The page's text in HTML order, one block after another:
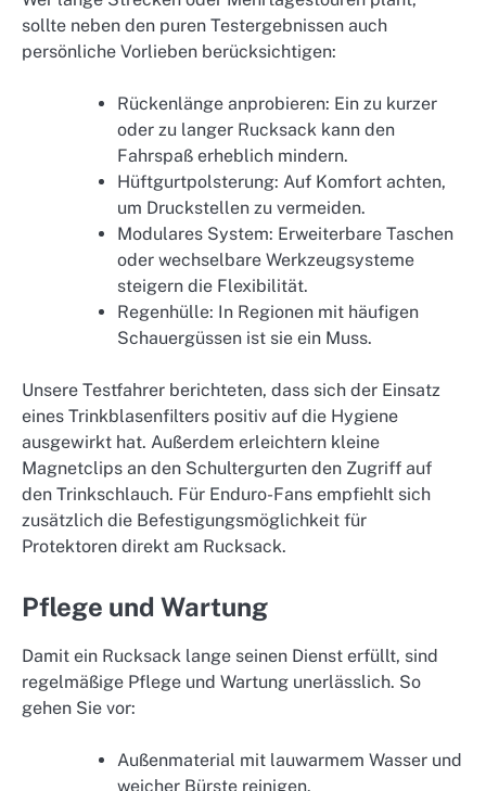
sollte neben den puren Testergebnissen auch
persönliche Vorlieben berücksichtigen:
Rückenlänge anprobieren: Ein zu kurzer
oder zu langer Rucksack kann den
Fahrspaß erheblich mindern.
Hüftgurtpolsterung: Auf Komfort achten,
um Druckstellen zu vermeiden.
Modulares System: Erweiterbare Taschen
oder wechselbare Werkzeugsysteme
steigern die Flexibilität.
Regenhülle: In Regionen mit häufigen
Schauergüssen ist sie ein Muss.
Unsere Testfahrer berichteten, dass sich der Einsatz
eines Trinkblasenfilters positiv auf die Hygiene
ausgewirkt hat. Außerdem erleichtern kleine
Magnetclips an den Schultergurten den Zugriff auf
den Trinkschlauch. Für Enduro-Fans empfiehlt sich
zusätzlich die Befestigungsmöglichkeit für
Protektoren direkt am Rucksack.
Pflege und Wartung
Damit ein Rucksack lange seinen Dienst erfüllt, sind
regelmäßige Pflege und Wartung unerlässlich. So
gehen Sie vor:
Außenmaterial mit lauwarmem Wasser und
weicher Bürste reinigen.